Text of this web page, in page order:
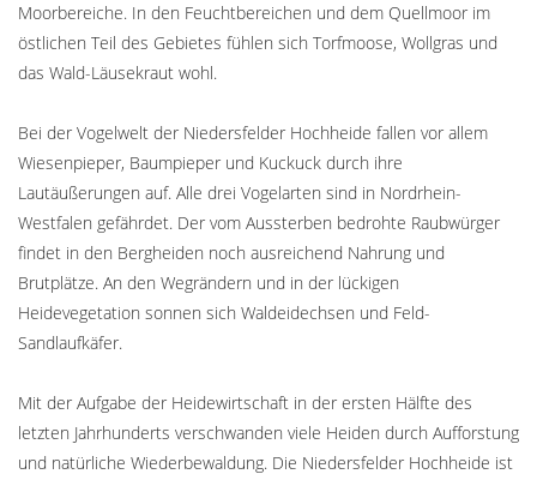
Moorbereiche. In den Feuchtbereichen und dem Quellmoor im
östlichen Teil des Gebietes fühlen sich Torfmoose, Wollgras und
das Wald-Läusekraut wohl.
Bei der Vogelwelt der Niedersfelder Hochheide fallen vor allem
Wiesenpieper, Baumpieper und Kuckuck durch ihre
Lautäußerungen auf. Alle drei Vogelarten sind in Nordrhein-
Westfalen gefährdet. Der vom Aussterben bedrohte Raubwürger
findet in den Bergheiden noch ausreichend Nahrung und
Brutplätze. An den Wegrändern und in der lückigen
Heidevegetation sonnen sich Waldeidechsen und Feld-
Sandlaufkäfer.
Mit der Aufgabe der Heidewirtschaft in der ersten Hälfte des
letzten Jahrhunderts verschwanden viele Heiden durch Aufforstung
und natürliche Wiederbewaldung. Die Niedersfelder Hochheide ist